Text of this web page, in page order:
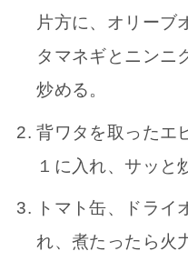
片方に、オリーブ
タマネギとニンニ
炒める。
背ワタを取ったエ
１に入れ、サッと
トマト缶、ドライ
れ、煮たったら火